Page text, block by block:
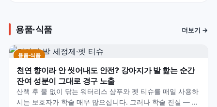
용품·식품 더보기 →
용품·식품
천연 향이라 안 씻어내도 안전? 강아지가 발 핥는 순간
잔여 성분이 그대로 경구 노출
산책 후 물 없이 닦는 워터리스 샴푸와 펫 티슈를 매일 사용하
시는 보호자가 학술 매우 많으십니다. 그러나 학술 진실 — 4-